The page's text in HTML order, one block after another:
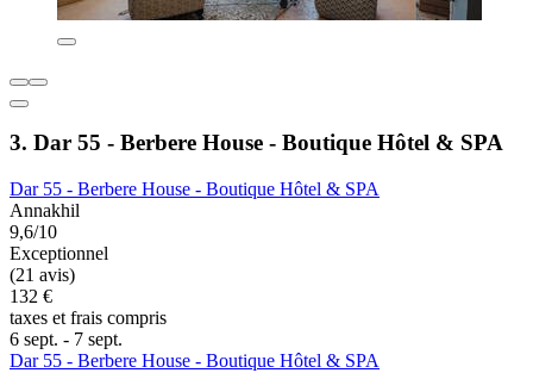
3. Dar 55 - Berbere House - Boutique Hôtel & SPA
Dar 55 - Berbere House - Boutique Hôtel & SPA
Annakhil
9,6/10
Exceptionnel
(21 avis)
132 €
taxes et frais compris
6 sept. - 7 sept.
Dar 55 - Berbere House - Boutique Hôtel & SPA